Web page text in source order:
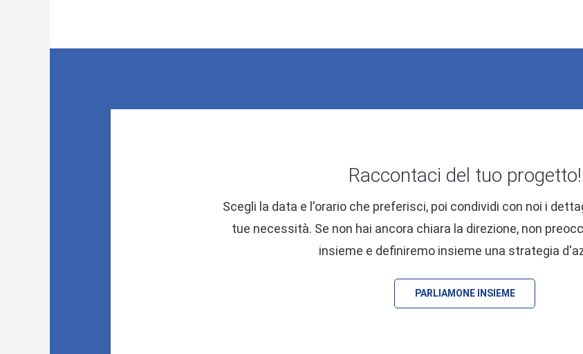
Raccontaci del tuo progetto!
Scegli la data e l'orario che preferisci, poi condividi con noi i
tue necessità. Se non hai ancora chiara la direzione, non
insieme e definiremo insieme una strategia
PARLIAMONE INSIEME